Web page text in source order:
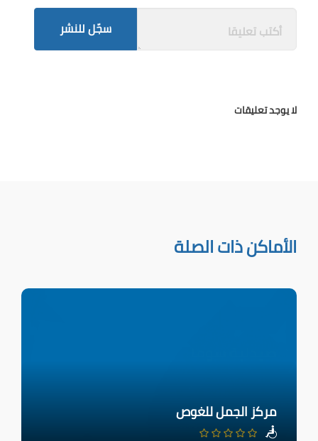
سجّل للنشر
لا يوجد تعليقات
الأماكن ذات الصلة
مركز الجمل للغوص